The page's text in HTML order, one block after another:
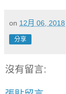
on 12月 06, 2018
分享
沒有留言: